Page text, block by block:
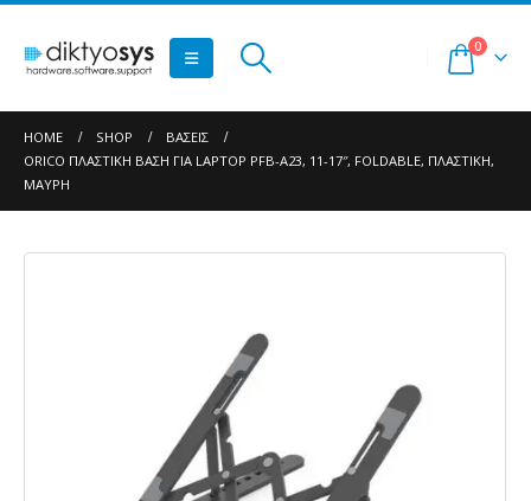
0
HOME SHOP
ΒΆΣΕΙΣ
ORICO ΠΛΑΣΤΙΚΉ ΒΆΣΗ ΓΙΑ LAPTOP PFB-A23, 11-17″, FOLDABLE, ΠΛΑΣΤΙΚΉ,
ΜΑΎΡΗ